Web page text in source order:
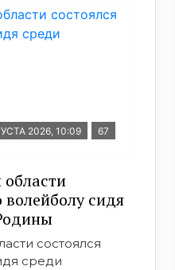
2026, 10:09 67
волейболу сидя
состоялся
среди